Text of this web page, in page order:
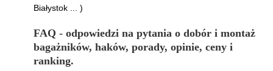
Białystok ... )
FAQ - odpowiedzi na pytania o dobór i montaż
bagażników, haków, porady, opinie, ceny i
ranking.